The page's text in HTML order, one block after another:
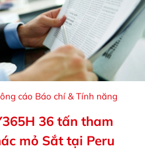
cáo Báo chí & Tính năng
36 tấn tham
mỏ Sắt tại Peru